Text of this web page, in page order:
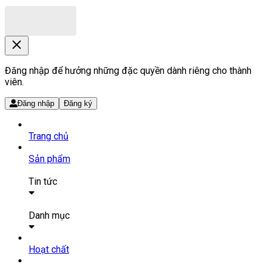
Đăng nhập để hưởng những đặc quyền dành riêng cho thành
viên.
Đăng nhập Đăng ký
Trang chủ
Sản phẩm
Tin tức
Tin tức
Danh mục
SẢN PHẨM THUỐC
Hoạt chất